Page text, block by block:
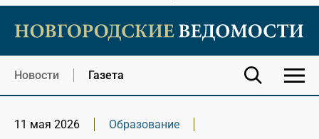
Новости Газета
11 мая 2026
Образование